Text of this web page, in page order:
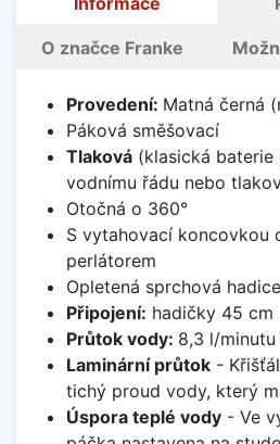
O značce Franke
Provedení: Matná černá
Páková směšovací
Tlaková(klasická baterie
vodnímu řádu nebo
Otočná o 360°
S vytahovací koncovkou
perlátorem
Opletená sprchová
Připojení: hadičky 45 cm
Průtok vody: 8,3 l/
Laminární průtok-
tichý proud vody, který
Úspora teplé vody- Ve